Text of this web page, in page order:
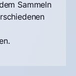
Sammeln